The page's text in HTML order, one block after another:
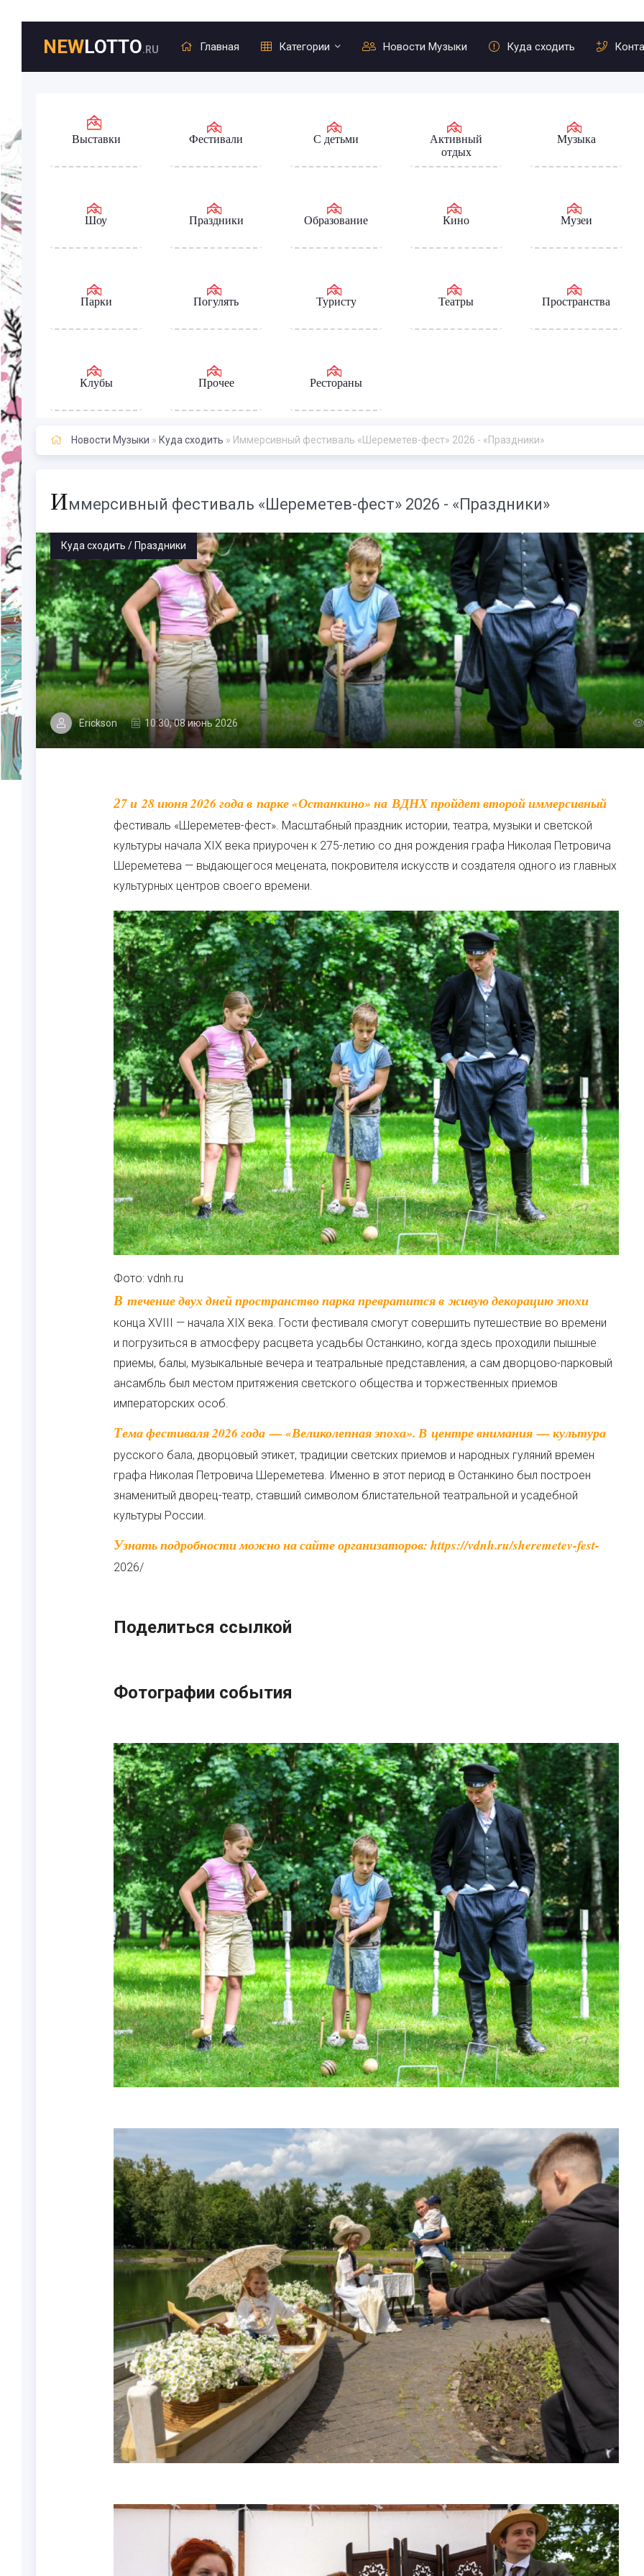
NEWLOTTO.RU Главная Категории Новости Музыки Куда сходить
Выставки Фестивали С детьми
Активный
отдых
Музыка
Шоу Праздники Образование Кино Музеи
Парки Погулять Туристу Театры Пространства
Клубы Прочее Рестораны
Новости Музыки » Куда сходить » Иммерсивный фестиваль «Шереметев-фест» 2026 - «Праздники»
Иммерсивный фестиваль «Шереметев-фест» 2026 - «Праздники»
Куда сходить / Праздники
Erickson 10:30, 08 июнь 2026
27 и 28 июня 2026 года в парке «Останкино» на ВДНХ пройдет второй иммерсивный
фестиваль «Шереметев-фест». Масштабный праздник истории, театра, музыки и светской
культуры начала ХIХ века приурочен к 275-летию со дня рождения графа Николая Петровича
Шереметева — выдающегося мецената, покровителя искусств и создателя одного из главных
культурных центров своего времени.
Фото: vdnh.ru
В течение двух дней пространство парка превратится в живую декорацию эпохи
конца XVIII — начала XIX века. Гости фестиваля смогут совершить путешествие во времени
и погрузиться в атмосферу расцвета усадьбы Останкино, когда здесь проходили пышные
приемы, балы, музыкальные вечера и театральные представления, а сам дворцово-парковый
ансамбль был местом притяжения светского общества и торжественных приемов
императорских особ.
Тема фестиваля 2026 года — «Великолепная эпоха». В центре внимания — культура
русского бала, дворцовый этикет, традиции светских приемов и народных гуляний времен
графа Николая Петровича Шереметева. Именно в этот период в Останкино был построен
знаменитый дворец-театр, ставший символом блистательной театральной и усадебной
культуры России.
Узнать подробности можно на сайте организаторов: https://vdnh.ru/sheremetev-fest-
2026/
Поделиться ссылкой
Фотографии события